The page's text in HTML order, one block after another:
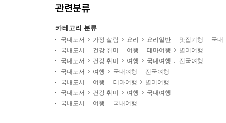
관련분류
카테고리 분류
국내도서 가정 살림 요리 요리일반 맛집기행
국내
국내도서
건강 취미 여행 테마여행
별미여행
국내도서
건강 취미 여행 국내여행
전국여행
국내도서
여행 국내여행
전국여행
국내도서
여행 테마여행
별미여행
국내도서
건강 취미 여행
국내여행
국내도서
여행 국내여행